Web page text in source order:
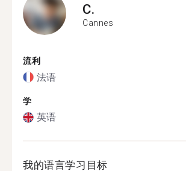
C.
Cannes
流利
法语
学
英语
我的语言学习目标